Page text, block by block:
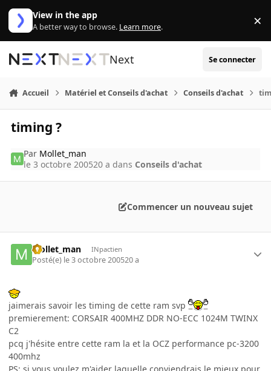
Aller au contenu
View in the app
A better way to browse. Learn more. ×
Next Se connecter
Accueil Matériel et Conseils d'achat Conseils d'achat
timing ?
Par Mollet_man
le 3 octobre 200520 a dans Conseils d'achat
Commencer un nouveau sujet
Mollet_man INpactien
Posté(e) le 3 octobre 200520 a
jaimerais savoir les timing de cette ram svp
premierement: CORSAIR 400MHZ DDR NO-ECC 1024M TWINX
C2
pcq j'hésite entre cette ram la et la OCZ performance pc-3200
400mhz